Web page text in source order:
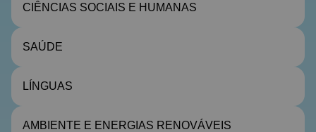
CIÊNCIAS SOCIAIS E HUMANAS
SAÚDE
LÍNGUAS
AMBIENTE E ENERGIAS RENOVÁVEIS